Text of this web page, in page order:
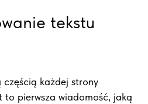
tekstu
częścią każdej strony
to pierwsza wiadomość, jaką